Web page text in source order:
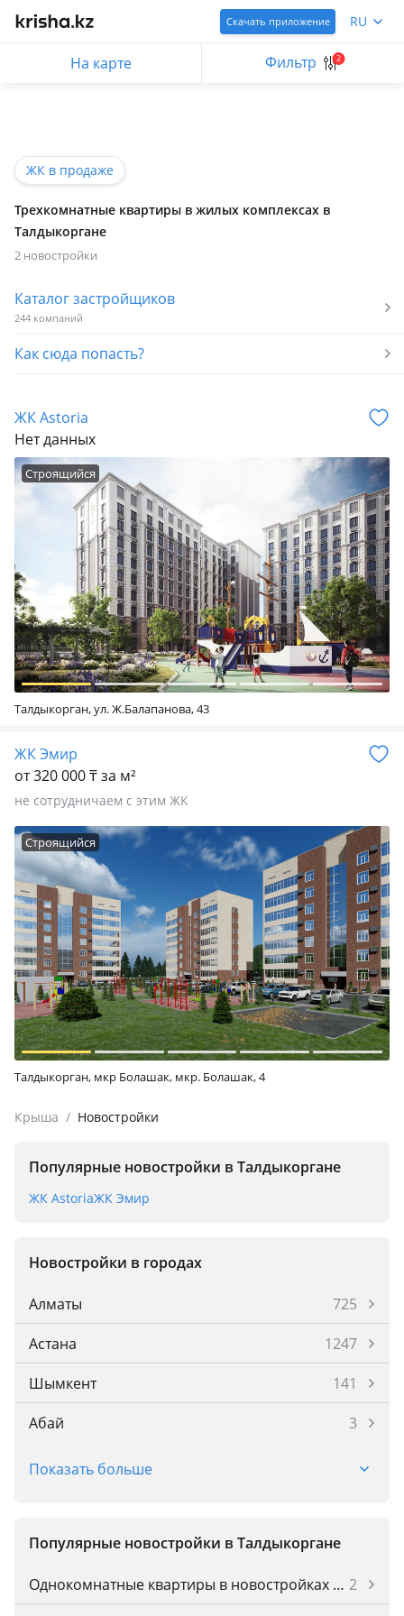
Скачать приложение RU
На карте Фильтр 2
ЖК в продаже
Трехкомнатные квартиры в жилых комплексах в
Талдыкоргане
2 новостройки
Каталог застройщиков
244 компаний
Как сюда попасть?
ЖК Astoria
Нет данных
Строящийся
Талдыкорган, ул. Ж.Балапанова, 43
ЖК Эмир
от 320 000 ₸ за м²
не сотрудничаем с этим ЖК
Строящийся
Талдыкорган, мкр Болашак, мкр. Болашак, 4
Крыша / Новостройки
Популярные новостройки в Талдыкоргане
ЖК AstoriaЖК Эмир
Новостройки в городах
Алматы
725
Астана
1247
Шымкент
141
Абай
3
Абай
Аксай
Аксу
2
Показать больше
Популярные новостройки в Талдыкоргане
Однокомнатные квартиры в новостройках Талдыкоргана 2